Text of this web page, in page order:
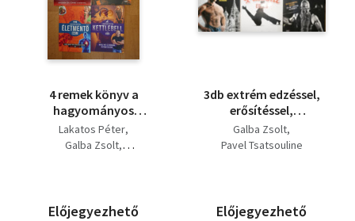
4 remek könyv a
hagyományos
edzésről: Formában,
kortalanul, Oldschool
Lakatos Péter
Galba Zsolt
Előjegyezhető
3db extrém edzéssel,
erősítéssel,
testépítéssel
kapcsolatos mű -
Macebell nagykönyve
Galba Zsolt
Pavel Tsatsouline
Előjegyezhető